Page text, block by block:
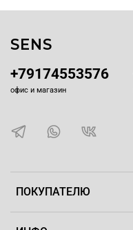
ПОКУПАТЕЛЮ
+79174553576
офис и магазин
SENS